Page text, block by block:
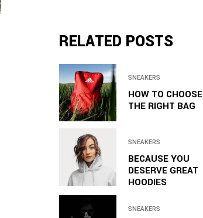
RELATED POSTS
SNEAKERS
HOW TO CHOOSE
THE RIGHT BAG
SNEAKERS
BECAUSE YOU
DESERVE GREAT
HOODIES
SNEAKERS